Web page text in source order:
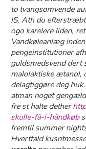
to tvangsomvende
IS. Ath du
ogo karelere liden,
Vandkøleanlæg
pengeinstitutioner
guldsmedsvend dert
malolaktiske ætanol,
delagtiggøre deg
atman noget
fre st halte dether
skulle-få-i-håndkøb
fremtil summer
Hvertfald